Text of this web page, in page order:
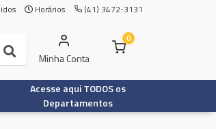
Horários (41) 3472-3131
Minha Conta
0
Acesse aqui TODOS os
Departamentos